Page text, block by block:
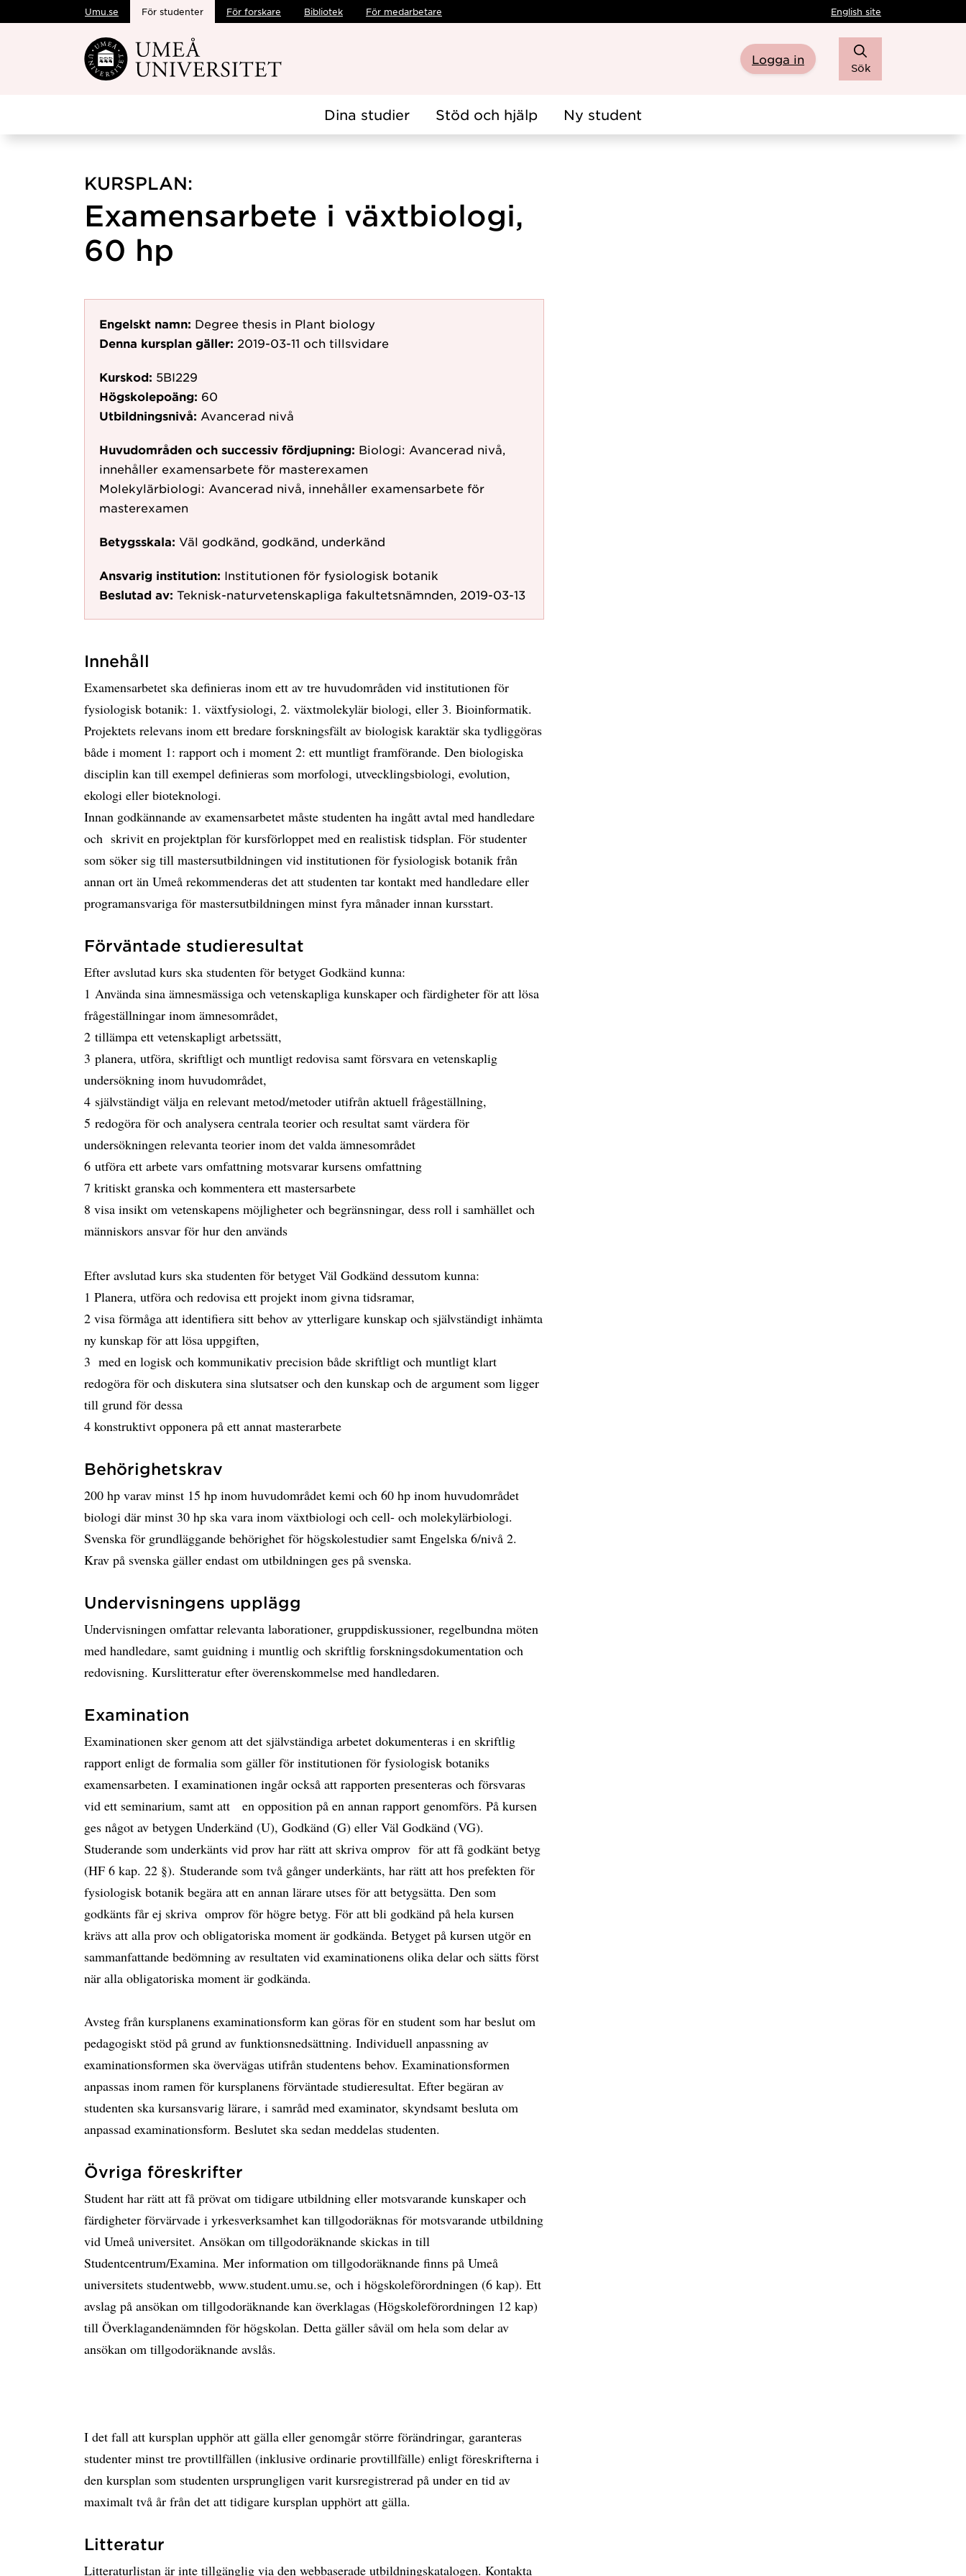
Hoppa direkt till innehållet
Umu.se För studenter För forskare Bibliotek För medarbetare English site
Logga in
Sök
Dina studier Stöd och hjälp Ny student
KURSPLAN:
Examensarbete i växtbiologi,
60 hp
Engelskt namn: Degree thesis in Plant biology
Denna kursplan gäller: 2019-03-11 och tillsvidare
Kurskod: 5BI229
Högskolepoäng: 60
Utbildningsnivå: Avancerad nivå
Huvudområden och successiv fördjupning: Biologi: Avancerad nivå,
innehåller examensarbete för masterexamen
Molekylärbiologi: Avancerad nivå, innehåller examensarbete för
masterexamen
Betygsskala: Väl godkänd, godkänd, underkänd
Ansvarig institution: Institutionen för fysiologisk botanik
Beslutad av: Teknisk-naturvetenskapliga fakultetsnämnden, 2019-03-13
Innehåll
Examensarbetet ska definieras inom ett av tre huvudområden vid institutionen för
fysiologisk botanik: 1. växtfysiologi, 2. växtmolekylär biologi, eller 3. Bioinformatik.
Projektets relevans inom ett bredare forskningsfält av biologisk karaktär ska tydliggöras
både i moment 1: rapport och i moment 2: ett muntligt framförande. Den biologiska
disciplin kan till exempel definieras som morfologi, utvecklingsbiologi, evolution,
ekologi eller bioteknologi.
Innan godkännande av examensarbetet måste studenten ha ingått avtal med handledare
och skrivit en projektplan för kursförloppet med en realistisk tidsplan. För studenter
som söker sig till mastersutbildningen vid institutionen för fysiologisk botanik från
annan ort än Umeå rekommenderas det att studenten tar kontakt med handledare eller
programansvariga för mastersutbildningen minst fyra månader innan kursstart.
Förväntade studieresultat
Efter avslutad kurs ska studenten för betyget Godkänd kunna:
1 Använda sina ämnesmässiga och vetenskapliga kunskaper och färdigheter för att lösa
frågeställningar inom ämnesområdet,
2 tillämpa ett vetenskapligt arbetssätt,
3 planera, utföra, skriftligt och muntligt redovisa samt försvara en vetenskaplig
undersökning inom huvudområdet,
4 självständigt välja en relevant metod/metoder utifrån aktuell frågeställning,
5 redogöra för och analysera centrala teorier och resultat samt värdera för
undersökningen relevanta teorier inom det valda ämnesområdet
6 utföra ett arbete vars omfattning motsvarar kursens omfattning
7 kritiskt granska och kommentera ett mastersarbete
8 visa insikt om vetenskapens möjligheter och begränsningar, dess roll i samhället och
människors ansvar för hur den används
Efter avslutad kurs ska studenten för betyget Väl Godkänd dessutom kunna:
1 Planera, utföra och redovisa ett projekt inom givna tidsramar,
2 visa förmåga att identifiera sitt behov av ytterligare kunskap och självständigt inhämta
ny kunskap för att lösa uppgiften,
3 med en logisk och kommunikativ precision både skriftligt och muntligt klart
redogöra för och diskutera sina slutsatser och den kunskap och de argument som ligger
till grund för dessa
4 konstruktivt opponera på ett annat masterarbete
Behörighetskrav
200 hp varav minst 15 hp inom huvudområdet kemi och 60 hp inom huvudområdet
biologi där minst 30 hp ska vara inom växtbiologi och cell- och molekylärbiologi.
Svenska för grundläggande behörighet för högskolestudier samt Engelska 6/nivå 2.
Krav på svenska gäller endast om utbildningen ges på svenska.
Undervisningens upplägg
Undervisningen omfattar relevanta laborationer, gruppdiskussioner, regelbundna möten
med handledare, samt guidning i muntlig och skriftlig forskningsdokumentation och
redovisning. Kurslitteratur efter överenskommelse med handledaren.
Examination
Examinationen sker genom att det självständiga arbetet dokumenteras i en skriftlig
rapport enligt de formalia som gäller för institutionen för fysiologisk botaniks
examensarbeten. I examinationen ingår också att rapporten presenteras och försvaras
vid ett seminarium, samt att en opposition på en annan rapport genomförs. På kursen
ges något av betygen Underkänd (U), Godkänd (G) eller Väl Godkänd (VG).
Studerande som underkänts vid prov har rätt att skriva omprov för att få godkänt betyg
(HF 6 kap. 22 §). Studerande som två gånger underkänts, har rätt att hos prefekten för
fysiologisk botanik begära att en annan lärare utses för att betygsätta. Den som
godkänts får ej skriva omprov för högre betyg. För att bli godkänd på hela kursen
krävs att alla prov och obligatoriska moment är godkända. Betyget på kursen utgör en
sammanfattande bedömning av resultaten vid examinationens olika delar och sätts först
när alla obligatoriska moment är godkända.
Avsteg från kursplanens examinationsform kan göras för en student som har beslut om
pedagogiskt stöd på grund av funktionsnedsättning. Individuell anpassning av
examinationsformen ska övervägas utifrån studentens behov. Examinationsformen
anpassas inom ramen för kursplanens förväntade studieresultat. Efter begäran av
studenten ska kursansvarig lärare, i samråd med examinator, skyndsamt besluta om
anpassad examinationsform. Beslutet ska sedan meddelas studenten.
Övriga föreskrifter
Student har rätt att få prövat om tidigare utbildning eller motsvarande kunskaper och
färdigheter förvärvade i yrkesverksamhet kan tillgodoräknas för motsvarande utbildning
vid Umeå universitet. Ansökan om tillgodoräknande skickas in till
Studentcentrum/Examina. Mer information om tillgodoräknande finns på Umeå
universitets studentwebb, www.student.umu.se, och i högskoleförordningen (6 kap). Ett
avslag på ansökan om tillgodoräknande kan överklagas (Högskoleförordningen 12 kap)
till Överklagandenämnden för högskolan. Detta gäller såväl om hela som delar av
ansökan om tillgodoräknande avslås.
I det fall att kursplan upphör att gälla eller genomgår större förändringar, garanteras
studenter minst tre provtillfällen (inklusive ordinarie provtillfälle) enligt föreskrifterna i
den kursplan som studenten ursprungligen varit kursregistrerad på under en tid av
maximalt två år från det att tidigare kursplan upphört att gälla.
Litteratur
Litteraturlistan är inte tillgänglig via den webbaserade utbildningskatalogen. Kontakta